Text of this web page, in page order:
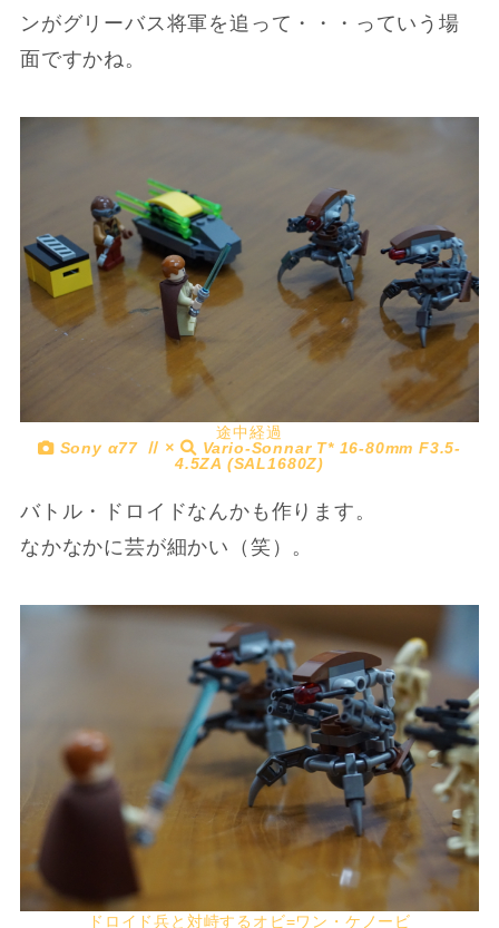
ンがグリーバス将軍を追って・・・っていう場
面ですかね。
途中経過
Sony α77 Ⅱ ×
Vario-Sonnar T* 16-80mm F3.5-
4.5ZA (SAL1680Z)
バトル・ドロイドなんかも作ります。
なかなかに芸が細かい（笑）。
ドロイド兵と対峙するオビ=ワン・ケノービ